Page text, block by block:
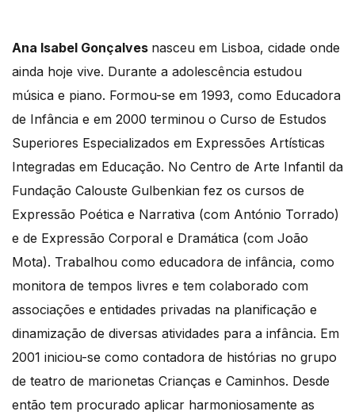
Ana Isabel Gonçalves nasceu em Lisboa, cidade onde
ainda hoje vive. Durante a adolescência estudou
música e piano. Formou-se em 1993, como Educadora
de Infância e em 2000 terminou o Curso de Estudos
Superiores Especializados em Expressões Artísticas
Integradas em Educação. No Centro de Arte Infantil da
Fundação Calouste Gulbenkian fez os cursos de
Expressão Poética e Narrativa (com António Torrado)
e de Expressão Corporal e Dramática (com João
Mota). Trabalhou como educadora de infância, como
monitora de tempos livres e tem colaborado com
associações e entidades privadas na planificação e
dinamização de diversas atividades para a infância. Em
2001 iniciou-se como contadora de histórias no grupo
de teatro de marionetas Crianças e Caminhos. Desde
então tem procurado aplicar harmoniosamente as